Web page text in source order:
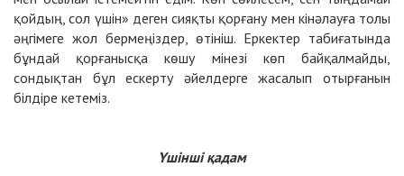
қойдың, сол үшін» деген сияқты қорғану мен кінәлауға толы
әңгімеге жол бермеңіздер, өтініш. Еркектер табиғатында
бұндай қорғанысқа көшу мінезі көп байқалмайды,
сондықтан бұл ескерту әйелдерге жасалып отырғанын
білдіре кетеміз.
Үшіншіқадам